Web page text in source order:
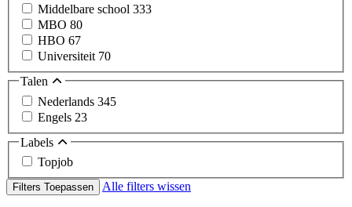
Middelbare school 333
MBO 80
HBO 67
Universiteit 70
Talen
Nederlands 345
Engels 23
Labels
Topjob
Filters Toepassen Alle filters wissen